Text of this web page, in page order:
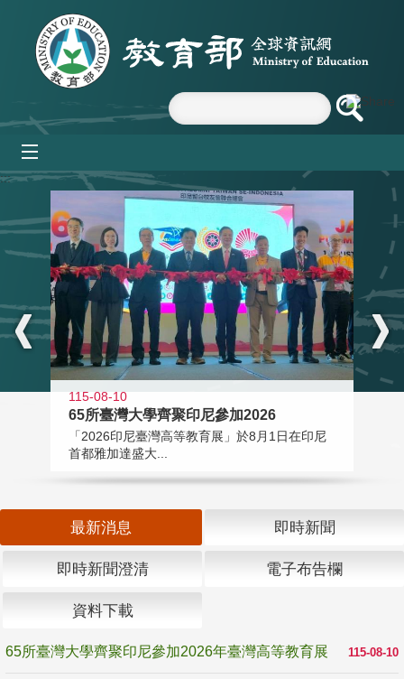
跳到主要內容區塊
:::
115-08-10
65所臺灣大學齊聚印尼參加2026
「2026印尼臺灣高等教育展」於8月1日在印尼
首都雅加達盛大...
最新消息 即時新聞
即時新聞澄清 電子布告欄
資料下載
115-08-10
65所臺灣大學齊聚印尼參加2026年臺灣高等教育展